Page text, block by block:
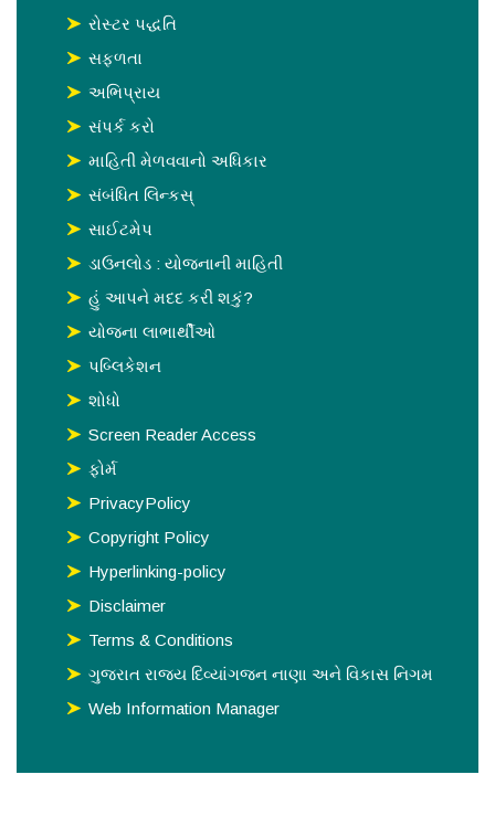
રોસ્‍ટર પદ્ધતિ
સફળતા
અભિપ્રાય
સંપર્ક કરો
માહિતી મેળવવાનો અધિકાર
સંબંધિત લિન્કસ્
સાઈટમેપ
ડાઉનલોડ : યોજનાની માહિતી
હું આપને મદદ કરી શકું?
યોજના લાભાર્થીઓ
પબ્લિકેશન
શોધો
Screen Reader Access
ફોર્મ
PrivacyPolicy
Copyright Policy
Hyperlinking-policy
Disclaimer
Terms & Conditions
ગુજરાત રાજય દિવ્યાંગજન નાણા અને વિકાસ નિગમ
Web Information Manager